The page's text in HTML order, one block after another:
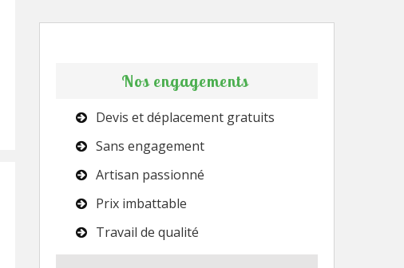
Nos engagements
Devis et déplacement gratuits
Sans engagement
Artisan passionné
Prix imbattable
Travail de qualité